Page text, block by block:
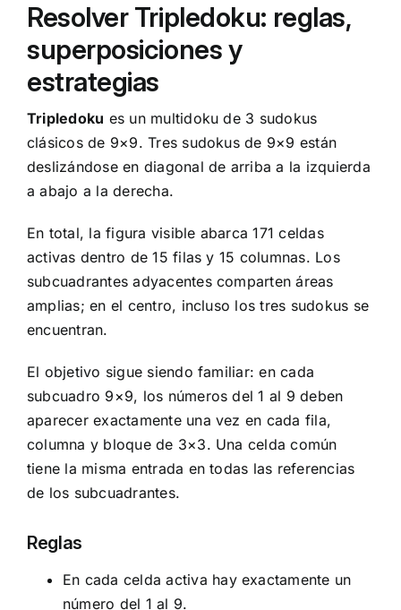
Resolver Tripledoku: reglas,
superposiciones y
estrategias
Tripledoku es un multidoku de 3 sudokus
clásicos de 9×9. Tres sudokus de 9×9 están
deslizándose en diagonal de arriba a la izquierda
a abajo a la derecha.
En total, la figura visible abarca 171 celdas
activas dentro de 15 filas y 15 columnas. Los
subcuadrantes adyacentes comparten áreas
amplias; en el centro, incluso los tres sudokus se
encuentran.
El objetivo sigue siendo familiar: en cada
subcuadro 9×9, los números del 1 al 9 deben
aparecer exactamente una vez en cada fila,
columna y bloque de 3×3. Una celda común
tiene la misma entrada en todas las referencias
de los subcuadrantes.
Reglas
En cada celda activa hay exactamente un
número del 1 al 9.